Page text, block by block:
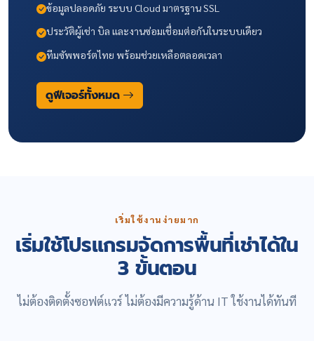
ข้อมูลปลอดภัย ระบบ Cloud มาตรฐาน SSL
ประวัติผู้เช่า บิล และงานซ่อมเชื่อมต่อกันในระบบเดียว
ทีมซัพพอร์ตไทย พร้อมช่วยเหลือตลอดเวลา
ดูฟีเจอร์ทั้งหมด
เริ่มใช้งานง่ายมาก
เริ่มใช้โปรแกรมจัดการพื้นที่เช่าได้ใน
3 ขั้นตอน
ไม่ต้องติดตั้งซอฟต์แวร์ ไม่ต้องมีความรู้ด้าน IT ใช้งานได้ทันที